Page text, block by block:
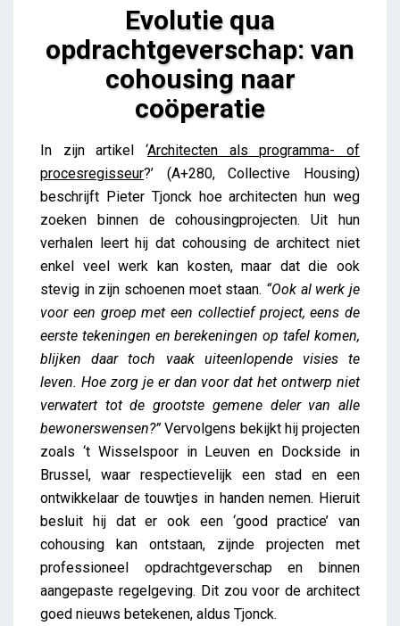
Evolutie qua
opdrachtgeverschap: van
cohousing naar
coöperatie
Evolutie qua opdrachtgeverschap: van cohousing
naar coöperatie
Lieve Drooghmans
In zijn artikel ‘Architecten als programma- of
procesregisseur?’ (A+280, Collective Housing)
beschrijft Pieter Tjonck hoe architecten hun weg
zoeken binnen de cohousingprojecten. Uit hun
verhalen leert hij dat cohousing de architect niet
enkel veel werk kan kosten, maar dat die ook
stevig in zijn schoenen moet staan. “Ook al werk je
voor een groep met een collectief project, eens de
eerste tekeningen en berekeningen op tafel komen,
blijken daar toch vaak uiteenlopende visies te
leven. Hoe zorg je er dan voor dat het ontwerp niet
verwatert tot de grootste gemene deler van alle
bewonerswensen?”Vervolgens bekijkt hij projecten
zoals ‘t Wisselspoor in Leuven en Dockside in
Brussel, waar respectievelijk een stad en een
ontwikkelaar de touwtjes in handen nemen. Hieruit
besluit hij dat er ook een ‘good practice’ van
cohousing kan ontstaan, zijnde projecten met
professioneel opdrachtgeverschap en binnen
aangepaste regelgeving. Dit zou voor de architect
goed nieuws betekenen, aldus Tjonck.